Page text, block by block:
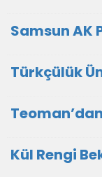
Samsun AK
Türkçülük
Kül Rengi